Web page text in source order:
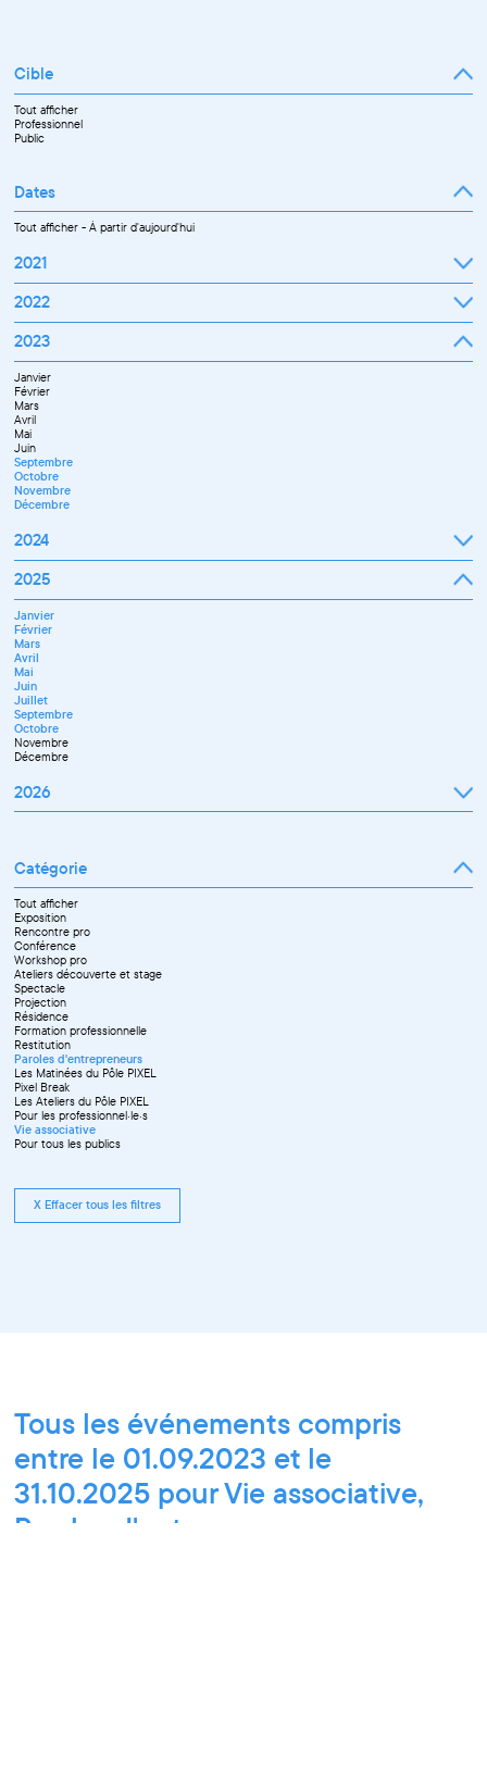
Cible
Tout afficher
Professionnel
Public
Dates
Tout afficher-À partir d'aujourd'hui
2021
Septembre
Novembre
Décembre
2022
Janvier
Mars
Avril
Mai
Juin
Juillet
Septembre
Octobre
Novembre
Décembre
2023
Janvier
Février
Mars
Avril
Mai
Juin
Septembre
Octobre
Novembre
Décembre
2024
Janvier
Mars
Avril
Mai
Juin
Juillet
Septembre
Novembre
Décembre
2025
Janvier
Février
Mars
Avril
Mai
Juin
Juillet
Septembre
Octobre
Novembre
Décembre
2026
Avril
Mai
Juin
Septembre
Octobre
Novembre
Catégorie
Tout afficher
Exposition
Rencontre pro
Conférence
Workshop pro
Ateliers découverte et stage
Spectacle
Projection
Résidence
Formation professionnelle
Restitution
Paroles d'entrepreneurs
Les Matinées du Pôle PIXEL
Pixel Break
Les Ateliers du Pôle PIXEL
Pour les professionnel·le·s
Vie associative
Pour tous les publics
X Effacer tous les filtres
Tous les événements compris
entre le 01.09.2023 et le
31.10.2025 pour Vie associative,
Paroles d'entrepreneurs